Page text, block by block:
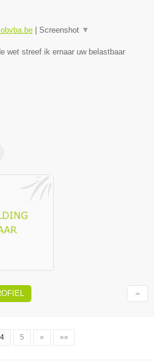
Screenshot ▼
wet streef ik ernaar uw belastbaar
4 5 » »»